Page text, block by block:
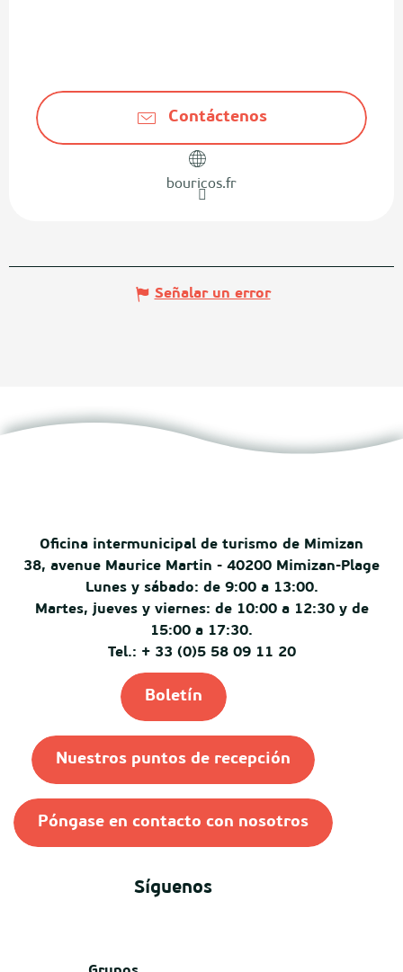
Contáctenos
bouricos.fr
Señalar un error
Oficina intermunicipal de turismo de Mimizan
38, avenue Maurice Martin - 40200 Mimizan-Plage
Lunes y sábado: de 9:00 a 13:00.
Martes, jueves y viernes: de 10:00 a 12:30 y de
15:00 a 17:30.
Tel.: + 33 (0)5 58 09 11 20
Boletín
Nuestros puntos de recepción
Póngase en contacto con nosotros
Síguenos